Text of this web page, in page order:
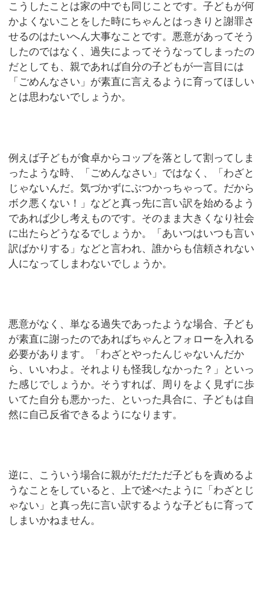
こうしたことは家の中でも同じことです。子どもが何
かよくないことをした時にちゃんとはっきりと謝罪さ
せるのはたいへん大事なことです。悪意があってそう
したのではなく、過失によってそうなってしまったの
だとしても、親であれば自分の子どもが一言目には
「ごめんなさい」が素直に言えるように育ってほしい
とは思わないでしょうか。
例えば子どもが食卓からコップを落として割ってしま
ったような時、「ごめんなさい」ではなく、「わざと
じゃないんだ。気づかずにぶつかっちゃって。だから
ボク悪くない！」などと真っ先に言い訳を始めるよう
であれば少し考えものです。そのまま大きくなり社会
に出たらどうなるでしょうか。「あいつはいつも言い
訳ばかりする」などと言われ、誰からも信頼されない
人になってしまわないでしょうか。
悪意がなく、単なる過失であったような場合、子ども
が素直に謝ったのであればちゃんとフォローを入れる
必要があります。「わざとやったんじゃないんだか
ら、いいわよ。それよりも怪我しなかった？」といっ
た感じでしょうか。そうすれば、周りをよく見ずに歩
いてた自分も悪かった、といった具合に、子どもは自
然に自己反省できるようになります。
逆に、こういう場合に親がただただ子どもを責めるよ
うなことをしていると、上で述べたように「わざとじ
ゃない」と真っ先に言い訳するような子どもに育って
しまいかねません。